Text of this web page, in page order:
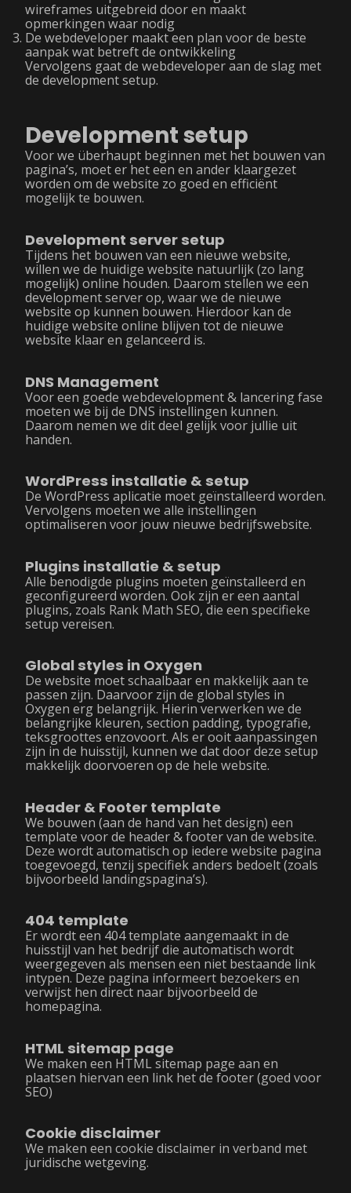
wireframes uitgebreid door en maakt
opmerkingen waar nodig
De webdeveloper maakt een plan voor de beste
aanpak wat betreft de ontwikkeling
Vervolgens gaat de webdeveloper aan de slag met
de development setup.
Development setup
Voor we überhaupt beginnen met het bouwen van
pagina’s, moet er het een en ander klaargezet
worden om de website zo goed en efficiënt
mogelijk te bouwen.
Development server setup
Tijdens het bouwen van een nieuwe website,
willen we de huidige website natuurlijk (zo lang
mogelijk) online houden. Daarom stellen we een
development server op, waar we de nieuwe
website op kunnen bouwen. Hierdoor kan de
huidige website online blijven tot de nieuwe
website klaar en gelanceerd is.
DNS Management
Voor een goede webdevelopment & lancering fase
moeten we bij de DNS instellingen kunnen.
Daarom nemen we dit deel gelijk voor jullie uit
handen.
WordPress installatie & setup
De WordPress aplicatie moet geïnstalleerd worden.
Vervolgens moeten we alle instellingen
optimaliseren voor jouw nieuwe bedrijfswebsite.
Plugins installatie & setup
Alle benodigde plugins moeten geïnstalleerd en
geconfigureerd worden. Ook zijn er een aantal
plugins, zoals Rank Math SEO, die een specifieke
setup vereisen.
Global styles in Oxygen
De website moet schaalbaar en makkelijk aan te
passen zijn. Daarvoor zijn de global styles in
Oxygen erg belangrijk. Hierin verwerken we de
belangrijke kleuren, section padding, typografie,
teksgroottes enzovoort. Als er ooit aanpassingen
zijn in de huisstijl, kunnen we dat door deze setup
makkelijk doorvoeren op de hele website.
Header & Footer template
We bouwen (aan de hand van het design) een
template voor de header & footer van de website.
Deze wordt automatisch op iedere website pagina
toegevoegd, tenzij specifiek anders bedoelt (zoals
bijvoorbeeld landingspagina’s).
404 template
Er wordt een 404 template aangemaakt in de
huisstijl van het bedrijf die automatisch wordt
weergegeven als mensen een niet bestaande link
intypen. Deze pagina informeert bezoekers en
verwijst hen direct naar bijvoorbeeld de
homepagina.
HTML sitemap page
We maken een HTML sitemap page aan en
plaatsen hiervan een link het de footer (goed voor
SEO)
Cookie disclaimer
We maken een cookie disclaimer in verband met
juridische wetgeving.